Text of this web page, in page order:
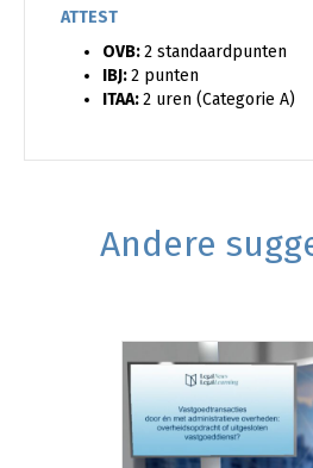
ATTEST
OVB:2 standaardpunten
IBJ:2 punten
ITAA:2 uren (Categorie A)
Andere